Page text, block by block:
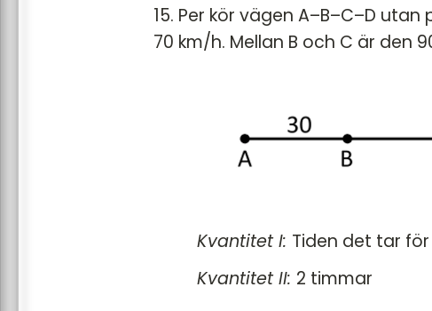
Roten ur 9 är 3 och vi kan
\(\frac{1}{3} \cdot
\(\sqrt{3} < 3 \)
alltså är II > I
Svar: B
15. Per kör vägen A–B–C–D
70 km/h. Mellan B och C är den
Kvantitet I: Tiden det tar
Kvantitet II: 2 timmar